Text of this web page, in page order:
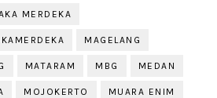
MERDEKA
MAGELANG
MATARAM MBG MEDAN
MOJOKERTO MUARA ENIM